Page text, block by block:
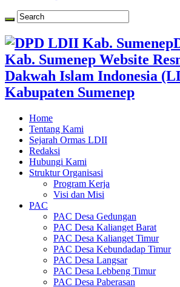
Kab. Sumenep Website
Dakwah Islam Indonesia
Kabupaten Sumenep
Home
Tentang Kami
Sejarah Ormas LDII
Redaksi
Hubungi Kami
Struktur Organisasi
Program Kerja
Visi dan Misi
PAC
PAC Desa Gedungan
PAC Desa Kalianget Barat
PAC Desa Kalianget Timur
PAC Desa Kebundadap Timur
PAC Desa Langsar
PAC Desa Lebbeng Timur
PAC Desa Paberasan